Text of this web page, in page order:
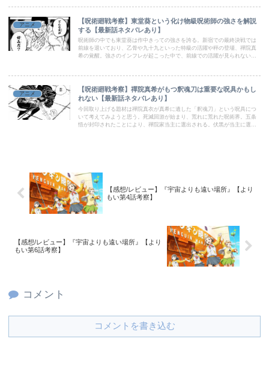
アニメ
【呪術廻戦考察】東堂葵という化け物級呪術師の強さを解説
する【最新話ネタバレあり】
呪術師の中でも東堂葵は作中きっての強さを誇る。新宿での最終決戦では
前線を退いており、乙骨や九十九といった特級の活躍や秤の登場、禪院真
希の覚醒。強さのインフレが起こった中で、前線での活躍が見られない東
アニメ
【呪術廻戦考察】禪院真希がもつ釈魂刀は重要な呪具かもし
れない【最新話ネタバレあり】
今回取り上げる題材は禪院真衣が真希に遺した「釈魂刀」という呪具につ
いて考えてみようと思う。死滅回游が始まり、荒れに荒れた呪術界。五条
悟が封印されたことにより、禪院家当主に選出される。伏黒が当主に選出
【感想/レビュー】『宇宙よりも遠い場所』【より
もい第4話考察】
【感想/レビュー】『宇宙よりも遠い場所』【より
もい第6話考察】
コメント
コメントを書き込む